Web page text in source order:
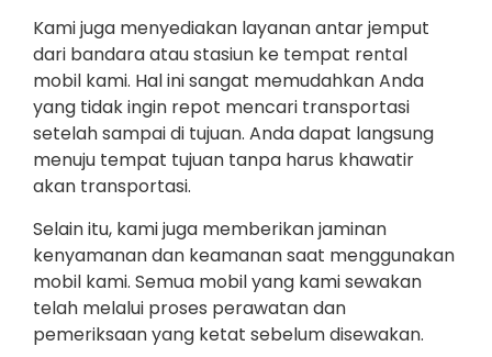
Kami juga menyediakan layanan antar jemput
dari bandara atau stasiun ke tempat rental
mobil kami. Hal ini sangat memudahkan Anda
yang tidak ingin repot mencari transportasi
setelah sampai di tujuan. Anda dapat langsung
menuju tempat tujuan tanpa harus khawatir
akan transportasi.
Selain itu, kami juga memberikan jaminan
kenyamanan dan keamanan saat menggunakan
mobil kami. Semua mobil yang kami sewakan
telah melalui proses perawatan dan
pemeriksaan yang ketat sebelum disewakan.